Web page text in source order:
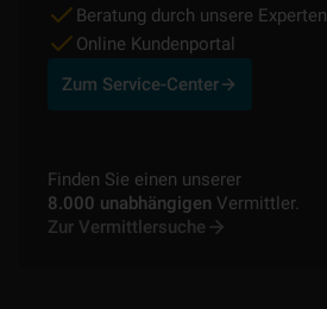
Beratung durch unsere Experten
Online Kundenportal
Zum Service-Center
Finden Sie einen unserer
8.000 unabhängigen Vermittler.
Zur Vermittlersuche